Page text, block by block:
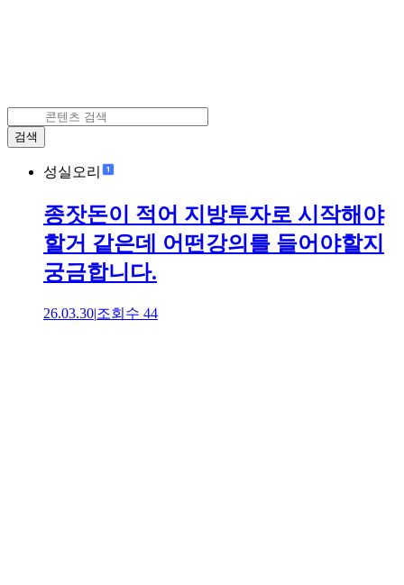
검색
성실오리
종잣돈이 적어 지방투자로 시작해야
할거 같은데 어떤강의를 들어야할지
궁금합니다.
26.03.30|조회수 44